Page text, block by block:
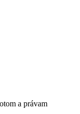
a právam